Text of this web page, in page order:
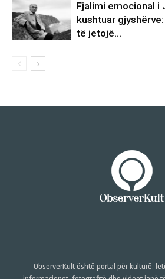
Fjalimi emocional i
kushtuar
të jetojë…
ObserverKult është portal për kulturë,